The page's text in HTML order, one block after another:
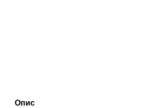
Опис